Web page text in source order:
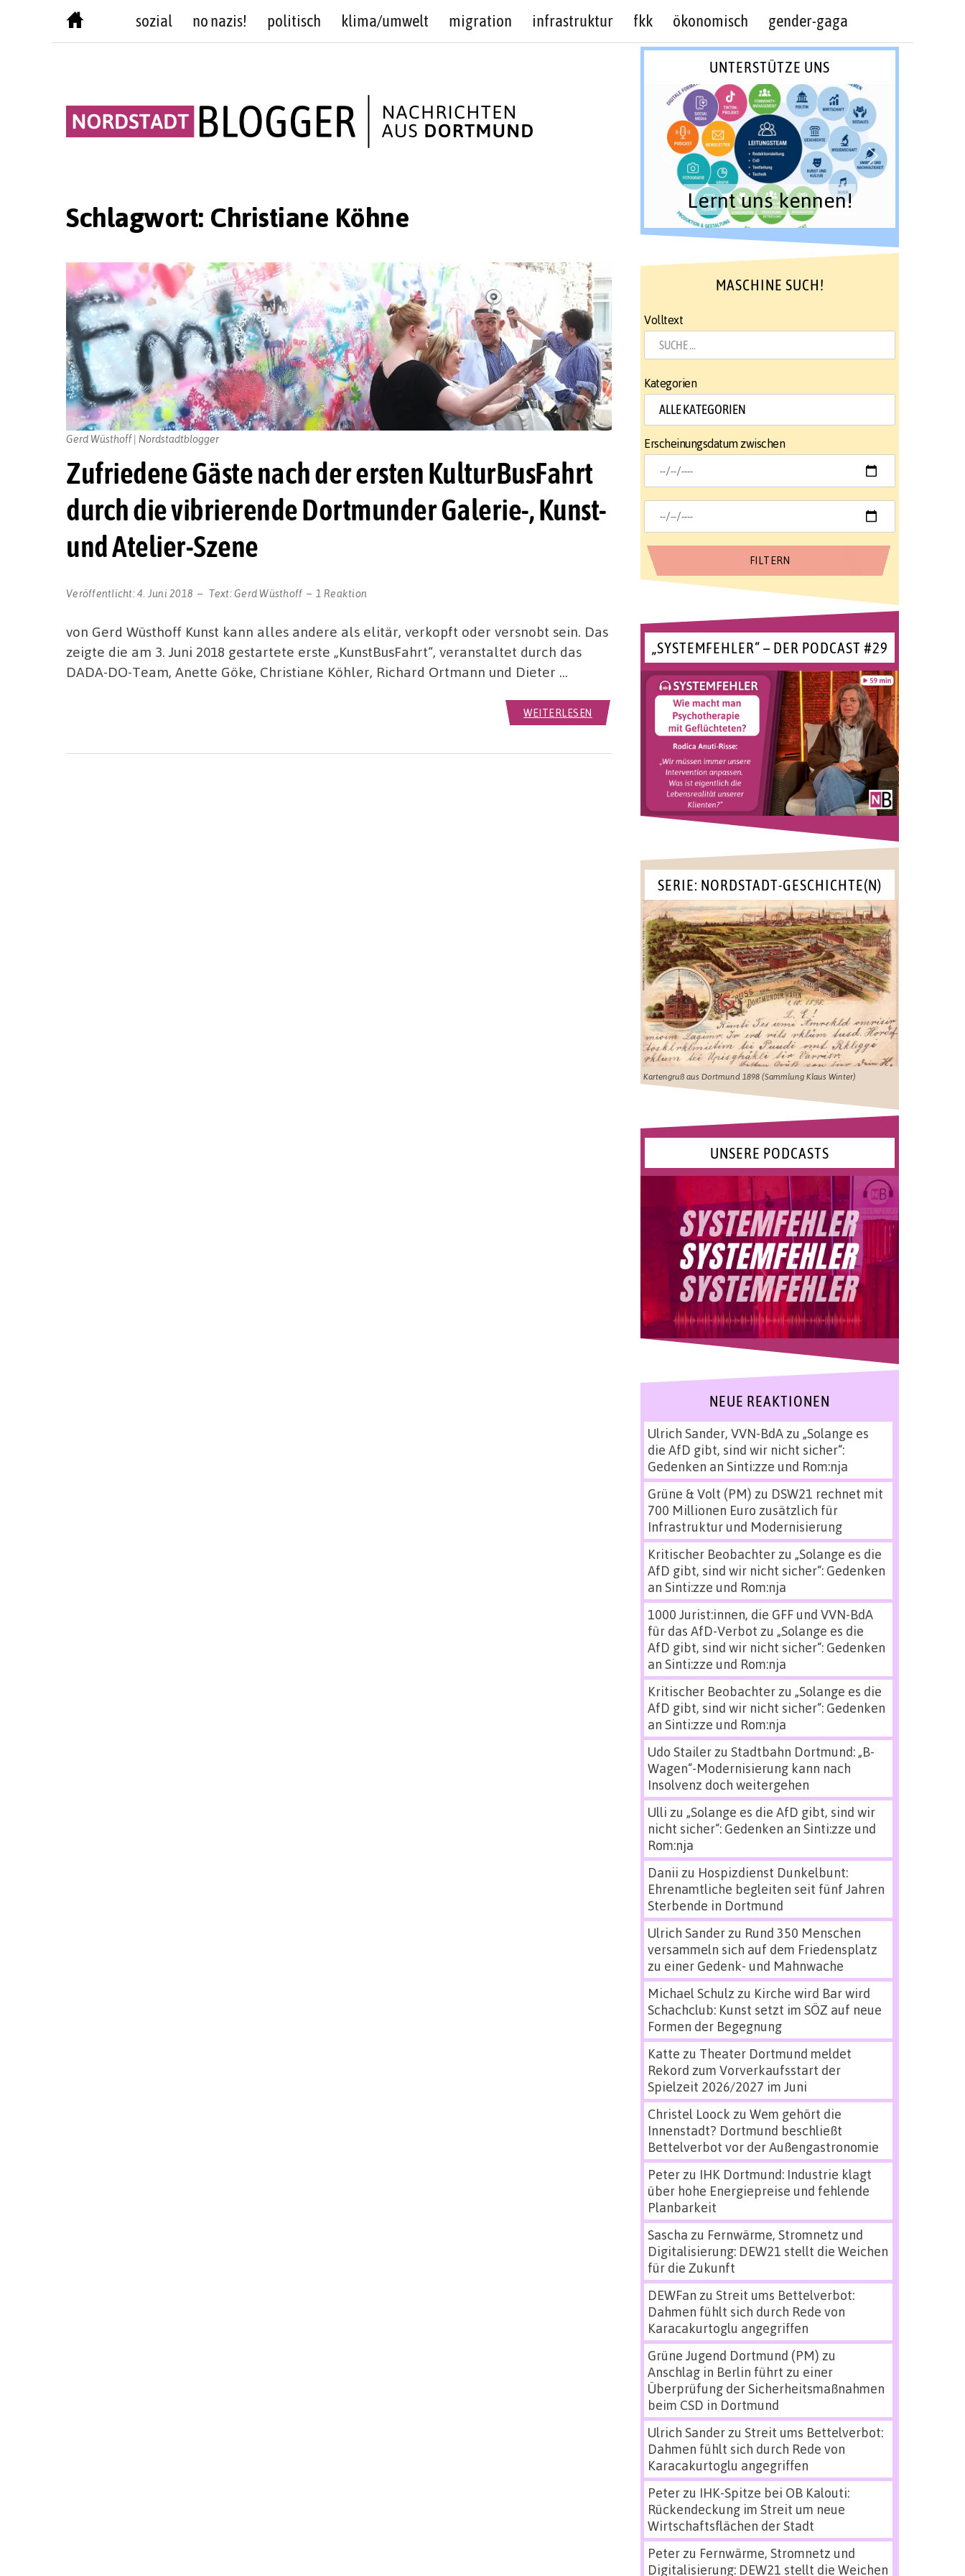
sozial no nazis! politisch klima/umwelt migration infrastruktur fkk ökonomisch gender-gaga
Schlagwort: Christiane Köhne
Zufriedene Gäste nach der ersten KulturBusFahrt
durch die vibrierende Dortmunder Galerie-, Kunst-
und Atelier-Szene
Veröffentlicht:4. Juni 2018 Text:Gerd Wüsthoff 1 Reaktion
Gerd Wüsthoff | Nordstadtblogger
von Gerd Wüsthoff Kunst kann alles andere als elitär, verkopft oder versnobt sein. Das
zeigte die am 3. Juni 2018 gestartete erste „KunstBusFahrt“, veranstaltet durch das
DADA-DO-Team, Anette Göke, Christiane Köhler, Richard Ortmann und Dieter …
WEITERLESEN
UNTERSTÜTZE UNS
Lernt uns kennen!
MASCHINE SUCH!
Volltext
Kategorien
Erscheinungsdatum zwischen
„SYSTEMFEHLER“ – DER PODCAST #29
SERIE: NORDSTADT-GESCHICHTE(N)
Kartengruß aus Dortmund 1898 (Sammlung Klaus Winter)
UNSERE PODCASTS
NEUE REAKTIONEN
Ulrich Sander, VVN-BdAzu „Solange es
die AfD gibt, sind wir nicht sicher“:
Gedenken an Sinti:zze und Rom:nja
Grüne & Volt (PM) zu DSW21 rechnet mit
700 Millionen Euro zusätzlich für
Infrastruktur und Modernisierung
Kritischer Beobachterzu „Solange es die
AfD gibt, sind wir nicht sicher“: Gedenken
an Sinti:zze und Rom:nja
1000 Jurist:innen, die GFF und VVN-BdA
für das AfD-Verbot zu „Solange es die
AfD gibt, sind wir nicht sicher“: Gedenken
an Sinti:zze und Rom:nja
Kritischer Beobachterzu „Solange es die
AfD gibt, sind wir nicht sicher“: Gedenken
an Sinti:zze und Rom:nja
Udo Stailerzu Stadtbahn Dortmund: „B-
Wagen“-Modernisierung kann nach
Insolvenz doch weitergehen
Ulli zu „Solange es die AfD gibt, sind wir
nicht sicher“: Gedenken an Sinti:zze und
Rom:nja
Danii zu Hospizdienst Dunkelbunt:
Ehrenamtliche begleiten seit fünf Jahren
Sterbende in Dortmund
Ulrich Sanderzu Rund 350 Menschen
versammeln sich auf dem Friedensplatz
zu einer Gedenk- und Mahnwache
Michael Schulz zu Kirche wird Bar wird
Schachclub: Kunst setzt im SÖZ auf neue
Formen der Begegnung
Katte zu Theater Dortmund meldet
Rekord zum Vorverkaufsstart der
Spielzeit 2026/2027 im Juni
Christel Loock zu Wem gehört die
Innenstadt? Dortmund beschließt
Bettelverbot vor der Außengastronomie
Peterzu IHK Dortmund: Industrie klagt
über hohe Energiepreise und fehlende
Planbarkeit
Sascha zu Fernwärme, Stromnetz und
Digitalisierung: DEW21 stellt die Weichen
für die Zukunft
DEWFan zu Streit ums Bettelverbot:
Dahmen fühlt sich durch Rede von
Karacakurtoglu angegriffen
Grüne Jugend Dortmund (PM) zu
Anschlag in Berlin führt zu einer
Überprüfung der Sicherheitsmaßnahmen
beim CSD in Dortmund
Ulrich Sanderzu Streit ums Bettelverbot:
Dahmen fühlt sich durch Rede von
Karacakurtoglu angegriffen
Peterzu IHK-Spitze bei OB Kalouti:
Rückendeckung im Streit um neue
Wirtschaftsflächen der Stadt
Peterzu Fernwärme, Stromnetz und
Digitalisierung: DEW21 stellt die Weichen